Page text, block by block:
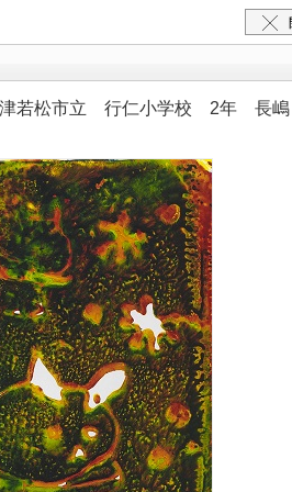
若松市立 行仁小学校 2年 長